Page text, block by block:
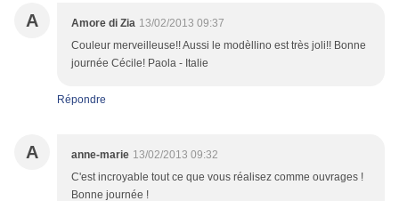
A Amore di Zia 13/02/2013 09:37
Couleur merveilleuse!! Aussi le modèllino est très joli!! Bonne
journée Cécile! Paola - Italie
Répondre
A anne-marie 13/02/2013 09:32
C'est incroyable tout ce que vous réalisez comme ouvrages !
Bonne journée !